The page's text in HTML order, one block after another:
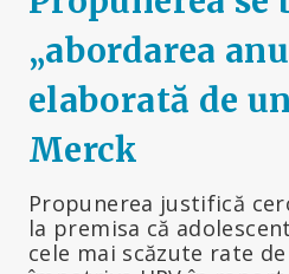
„abordarea
elaborată de
Merck
Propunerea justifică
la premisa că
cele mai scăzute rate